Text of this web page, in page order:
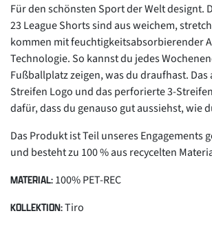
Für den schönsten Sport der Welt designt.
23 League Shorts sind aus weichem,
kommen mit feuchtigkeitsabsorbierender
Technologie. So kannst du jedes
Fußballplatz zeigen, was du draufhast. Das
Streifen Logo und das perforierte 3-
dafür, dass du genauso gut aussiehst, wie
Das Produkt ist Teil unseres Engagements
und besteht zu 100 % aus recycelten
MATERIAL: 100% PET-REC
KOLLEKTION:Tiro